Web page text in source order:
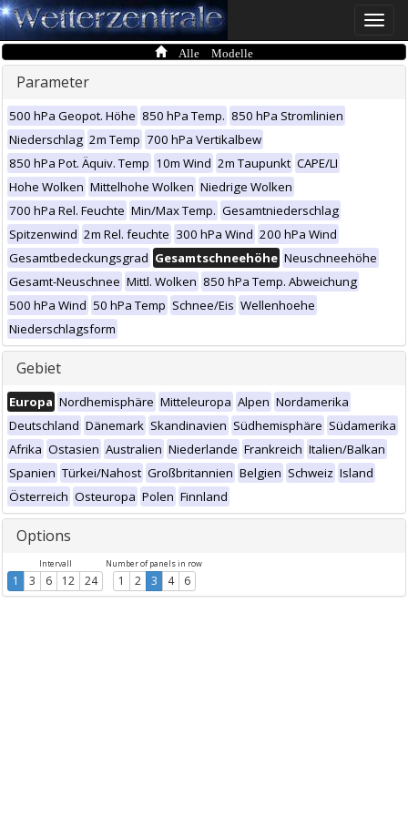
Toggle
Alle Modelle
Parameter
500 hPa Geopot. Höhe 850 hPa Temp. 850 hPa Stromlinien
Niederschlag 2m Temp 700 hPa Vertikalbew
850 hPa Pot. Äquiv. Temp 10m Wind 2m Taupunkt CAPE/LI
Hohe Wolken Mittelhohe Wolken Niedrige Wolken
700 hPa Rel. Feuchte Min/Max Temp. Gesamtniederschlag
Spitzenwind 2m Rel. feuchte 300 hPa Wind 200 hPa Wind
Gesamtbedeckungsgrad Gesamtschneehöhe Neuschneehöhe
Gesamt-Neuschnee Mittl. Wolken 850 hPa Temp. Abweichung
500 hPa Wind 50 hPa Temp Schnee/Eis Wellenhoehe
Niederschlagsform
Gebiet
Europa Nordhemisphäre Mitteleuropa Alpen Nordamerika
Deutschland Dänemark Skandinavien Südhemisphäre Südamerika
Afrika Ostasien Australien Niederlande Frankreich Italien/Balkan
Spanien Türkei/Nahost Großbritannien Belgien Schweiz Island
Österreich Osteuropa Polen Finnland
Options
Intervall
1 3 6 12 24
Number of panels in row
1 2 3 4 6